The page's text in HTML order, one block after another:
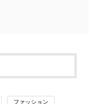
ファッション